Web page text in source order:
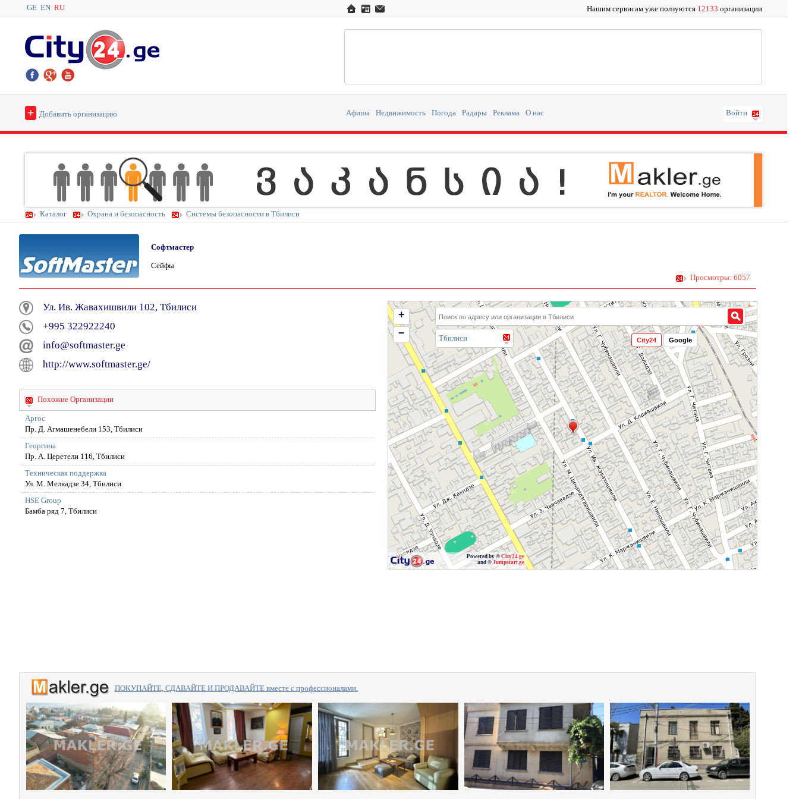
GE EN RU Нашим сервисам уже ползуются 12133 организации
+ Добавить организацию Афиша Недвижимость Погода Радары Реклама О нас Войти
Каталог Охрана и безопасность Системы безопасности в Тбилиси
Софтмастер
Сейфы
Просмотры: 6057
Ул. Ив. Жавахишвили 102, Тбилиси
+995 322922240
info@softmaster.ge
http://www.softmaster.ge/
Похожие Организации
Aргос
Пр. Д. Агмашенебели 153, Тбилиси
Георгина
Пр. А. Церетели 116, Тбилиси
Техническая поддержка
Ул. М. Мелкадзе 34, Тбилиси
HSE Group
Бамба ряд 7, Тбилиси
Тбилиси
Powered by ©City24.ge
and © Jumpstart.ge
+
−
City24 Google
ПОКУПАЙТЕ, СДАВАЙТЕ И ПРОДАВАЙТЕ вместе с профессионалами.